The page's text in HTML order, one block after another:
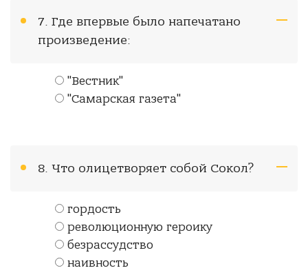
7. Где впервые было напечатано
произведение:
"Вестник"
"Самарская газета"
8. Что олицетворяет собой Сокол?
гордость
революционную героику
безрассудство
наивность